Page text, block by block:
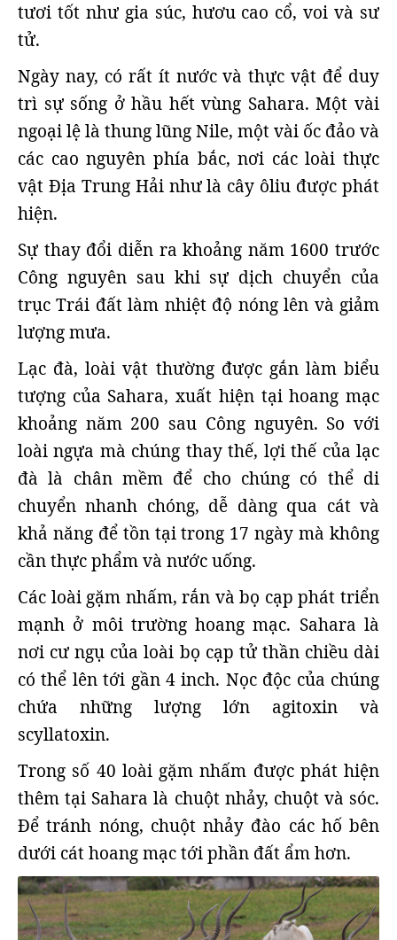
tươi tốt như gia súc, hươu cao cổ, voi và sư
tử.
Ngày nay, có rất ít nước và thực vật để duy
trì sự sống ở hầu hết vùng Sahara. Một vài
ngoại lệ là thung lũng Nile, một vài ốc đảo và
các cao nguyên phía bắc, nơi các loài thực
vật Địa Trung Hải như là cây ôliu được phát
hiện.
Sự thay đổi diễn ra khoảng năm 1600 trước
Công nguyên sau khi sự dịch chuyển của
trục Trái đất làm nhiệt độ nóng lên và giảm
lượng mưa.
Lạc đà, loài vật thường được gắn làm biểu
tượng của Sahara, xuất hiện tại hoang mạc
khoảng năm 200 sau Công nguyên. So với
loài ngựa mà chúng thay thế, lợi thế của lạc
đà là chân mềm để cho chúng có thể di
chuyển nhanh chóng, dễ dàng qua cát và
khả năng để tồn tại trong 17 ngày mà không
cần thực phẩm và nước uống.
Các loài gặm nhấm, rắn và bọ cạp phát triển
mạnh ở môi trường hoang mạc. Sahara là
nơi cư ngụ của loài bọ cạp tử thần chiều dài
có thể lên tới gần 4 inch. Nọc độc của chúng
chứa những lượng lớn agitoxin và
scyllatoxin.
Trong số 40 loài gặm nhấm được phát hiện
thêm tại Sahara là chuột nhảy, chuột và sóc.
Để tránh nóng, chuột nhảy đào các hố bên
dưới cát hoang mạc tới phần đất ẩm hơn.